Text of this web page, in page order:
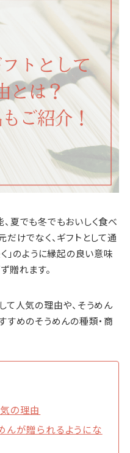
夏でも冬でもおいしく食べ
だけでなく、ギフトとして通
」のように縁起の良い意味
贈れます。
て人気の理由や、そうめん
すめのそうめんの種類・商
の理由
んが贈られるようにな